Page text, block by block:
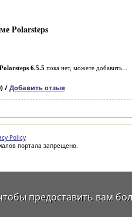
Polarsteps
Polarsteps 6.5.5 пока нет, можете добавить...
/ Добавить отзыв
Policy
портала запрещено.
предоставить вам